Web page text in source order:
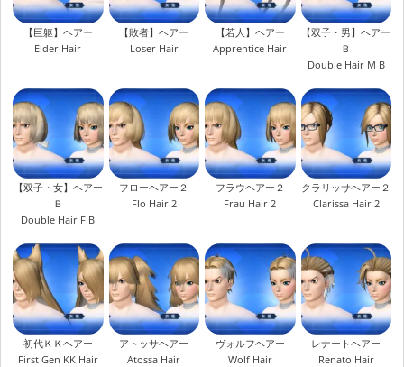
【巨躯】ヘアー
Elder Hair
【敗者】ヘアー
Loser Hair
【若人】ヘアー
Apprentice Hair
【双子・男】ヘアー
Ｂ
Double Hair M B
【双子・女】ヘアー
Ｂ
Double Hair F B
フローヘアー２
Flo Hair 2
フラウヘアー２
Frau Hair 2
クラリッサヘアー２
Clarissa Hair 2
初代ＫＫヘアー
First Gen KK Hair
アトッサヘアー
Atossa Hair
ヴォルフヘアー
Wolf Hair
レナートヘアー
Renato Hair